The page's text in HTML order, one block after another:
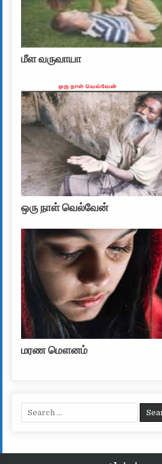
மீள வருவாயா
ஒரு நாள் வெல்வேன்
மரண மௌனம்
Search for: